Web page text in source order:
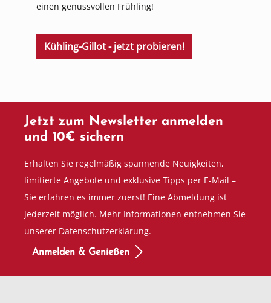
einen genussvollen Frühling!
Kühling-Gillot - jetzt probieren!
Jetzt zum Newsletter anmelden
und 10€ sichern
Erhalten Sie regelmäßig spannende Neuigkeiten,
limitierte Angebote und exklusive Tipps per E-Mail –
Sie erfahren es immer zuerst! Eine Abmeldung ist
jederzeit möglich. Mehr Informationen entnehmen Sie
unserer Datenschutzerklärung.
Anmelden & Genießen